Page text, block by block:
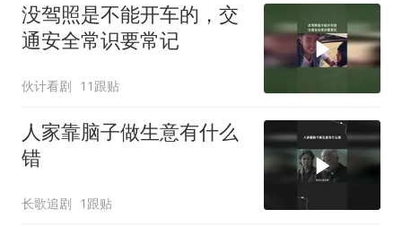
没驾照是不能开车的，交
通安全常识要常记
伙计看剧 11跟贴
人家靠脑子做生意有什么
错
长歌追剧 1跟贴